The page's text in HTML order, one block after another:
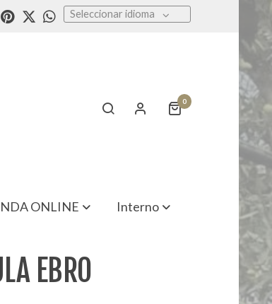
Seleccionar idioma
0
ONLINE Interno
EBRO